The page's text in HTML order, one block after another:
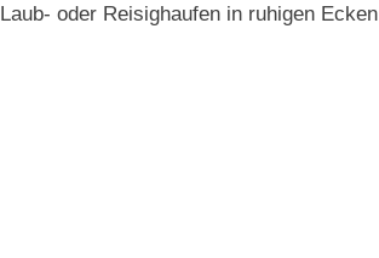
oder Reisighaufen in ruhigen Ecken